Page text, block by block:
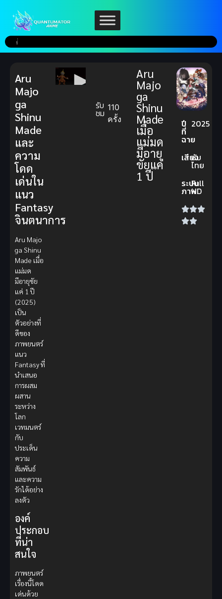
รับ
ชม 110
ครั้ง
Aru
Majo
ga
Shinu
Made
เมื่อ
แม่มด
มีอายุ
ขัยแค่
1 ปี
ปี
ที่
ฉาย
2025
เสียง
ซับ
ไทย
ระบบ
ภาพ
Full
HD
Aru
Majo
ga
Shinu
Made
และ
ความ
โดด
เด่นใน
แนว
Fantasy
จินตนาการ
Aru Majo
ga Shinu
Made เมื่อ
แม่มด
มีอายุขัย
แค่ 1 ปี
(2025)
เป็น
ตัวอย่างที่
ดีของ
ภาพยนตร์
แนว
Fantasy ที่
นำเสนอ
การผสม
ผสาน
ระหว่าง
โลก
เวทมนตร์
กับ
ประเด็น
ความ
สัมพันธ์
และความ
รักได้อย่าง
ลงตัว
องค์
ประกอบ
ที่น่า
สนใจ
ภาพยนตร์
เรื่องนี้โดด
เด่นด้วย